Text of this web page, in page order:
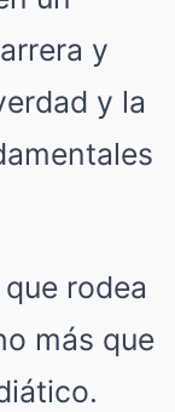
y
y la
rodea
más que